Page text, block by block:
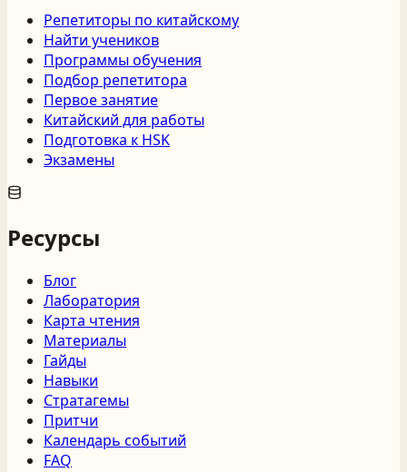
Репетиторы по китайскому
Найти учеников
Программы обучения
Подбор репетитора
Первое занятие
Китайский для работы
Подготовка к HSK
Экзамены
Ресурсы
Блог
Лаборатория
Карта чтения
Материалы
Гайды
Навыки
Стратагемы
Притчи
Календарь событий
FAQ